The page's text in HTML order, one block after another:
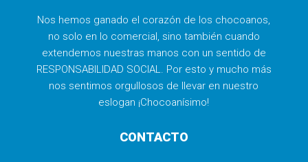
Nos hemos ganado el corazón de los chocoanos,
no solo en lo comercial, sino también cuando
extendemos nuestras manos con un sentido de
RESPONSABILIDAD SOCIAL. Por esto y mucho más
nos sentimos orgullosos de llevar en nuestro
eslogan ¡Chocoanísimo!
CONTACTO